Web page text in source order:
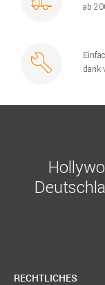
ab
dank
RECHTLICHES